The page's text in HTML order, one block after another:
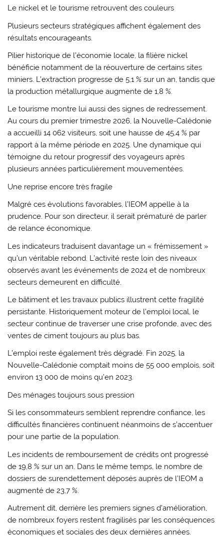
Le nickel et le tourisme retrouvent des couleurs
Plusieurs secteurs stratégiques affichent également des
résultats encourageants.
Pilier historique de l’économie locale, la filière nickel
bénéficie notamment de la réouverture de certains sites
miniers. L’extraction progresse de 5,1 % sur un an, tandis que
la production métallurgique augmente de 1,8 %.
Le tourisme montre lui aussi des signes de redressement.
Au cours du premier trimestre 2026, la Nouvelle-Calédonie
a accueilli 14 062 visiteurs, soit une hausse de 45,4 % par
rapport à la même période en 2025. Une dynamique qui
témoigne du retour progressif des voyageurs après
plusieurs années particulièrement mouvementées.
Une reprise encore très fragile
Malgré ces évolutions favorables, l’IEOM appelle à la
prudence. Pour son directeur, il serait prématuré de parler
de relance économique.
Les indicateurs traduisent davantage un « frémissement »
qu’un véritable rebond. L’activité reste loin des niveaux
observés avant les événements de 2024 et de nombreux
secteurs demeurent en difficulté.
Le bâtiment et les travaux publics illustrent cette fragilité
persistante. Historiquement moteur de l’emploi local, le
secteur continue de traverser une crise profonde, avec des
ventes de ciment toujours au plus bas.
L’emploi reste également très dégradé. Fin 2025, la
Nouvelle-Calédonie comptait moins de 55 000 emplois, soit
environ 13 000 de moins qu’en 2023.
Des ménages toujours sous pression
Si les consommateurs semblent reprendre confiance, les
difficultés financières continuent néanmoins de s’accentuer
pour une partie de la population.
Les incidents de remboursement de crédits ont progressé
de 19,8 % sur un an. Dans le même temps, le nombre de
dossiers de surendettement déposés auprès de l’IEOM a
augmenté de 23,7 %.
Autrement dit, derrière les premiers signes d’amélioration,
de nombreux foyers restent fragilisés par les conséquences
économiques et sociales des deux dernières années.